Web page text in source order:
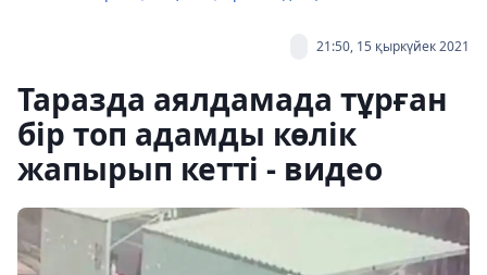
21:50, 15 қыркүйек 2021
Таразда аялдамада тұрған
бір топ адамды көлік
жапырып кетті - видео